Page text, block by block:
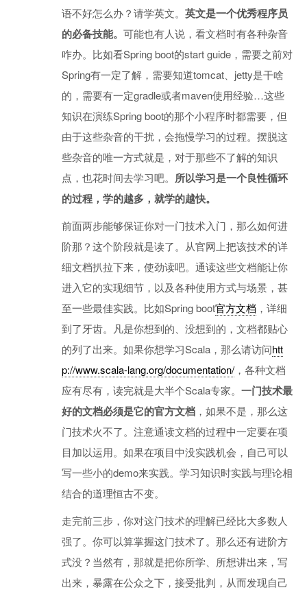
语不好怎么办？请学英文。 英文是一个优秀程序员
的必备技能。 可能也有人说，看文档时有各种杂音
咋办。比如看Spring boot的start guide，需要之前对
Spring有一定了解，需要知道tomcat、jetty是干啥
的，需要有一定gradle或者maven使用经验…这些
知识在演练Spring boot的那个小程序时都需要，但
由于这些杂音的干扰，会拖慢学习的过程。摆脱这
些杂音的唯一方式就是，对于那些不了解的知识
点，也花时间去学习吧。 所以学习是一个良性循环
的过程，学的越多，就学的越快。
前面两步能够保证你对一门技术入门，那么如何进
阶那？这个阶段就是读了。从官网上把该技术的详
细文档扒拉下来，使劲读吧。通读这些文档能让你
进入它的实现细节，以及各种使用方式与场景，甚
至一些最佳实践。比如Spring boot官方文档 ，详细
到了牙齿。凡是你想到的、没想到的，文档都贴心
的列了出来。如果你想学习Scala，那么请访问htt
p://www.scala-lang.org/documentation/，各种文档
应有尽有，读完就是大半个Scala专家。 一门技术最
好的文档必须是它的官方文档 ，如果不是，那么这
门技术火不了。注意通读文档的过程中一定要在项
目加以运用。如果在项目中没实践机会，自己可以
写一些小的demo来实践。学习知识时实践与理论相
结合的道理恒古不变。
走完前三步，你对这门技术的理解已经比大多数人
强了。你可以算掌握这门技术了。那么还有进阶方
式没？当然有，那就是把你所学、所想讲出来，写
出来，暴露在公众之下，接受批判，从而发现自己